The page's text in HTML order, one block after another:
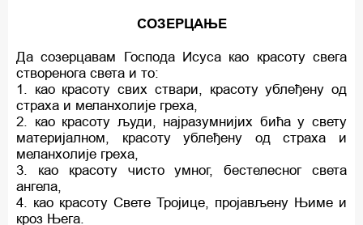
СОЗЕРЦАЊЕ
Да созерцавам Господа Исуса као красоту свега
створенога света и то:
1. као красоту свих ствари, красоту ублеђену од
страха и меланхолије греха,
2. као красоту људи, најразумнијих бића у свету
материјалном, красоту ублеђену од страха и
меланхолије греха,
3. као красоту чисто умног, бестелесног света
ангела,
4. као красоту Свете Тројице, пројављену Њиме и
кроз Њега.